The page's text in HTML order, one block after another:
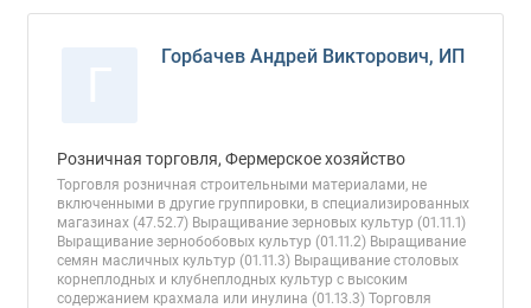
Горбачев Андрей Викторович, ИП
Розничная торговля, Фермерское хозяйство
Торговля розничная строительными материалами, не
включенными в другие группировки, в специализированных
магазинах (47.52.7) Выращивание зерновых культур (01.11.1)
Выращивание зернобобовых культур (01.11.2) Выращивание
семян масличных культур (01.11.3) Выращивание столовых
корнеплодных и клубнеплодных культур с высоким
содержанием крахмала или инулина (01.13.3) Торговля